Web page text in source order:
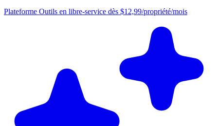
Plateforme Outils en libre-service dès $12,99/propriété/mois